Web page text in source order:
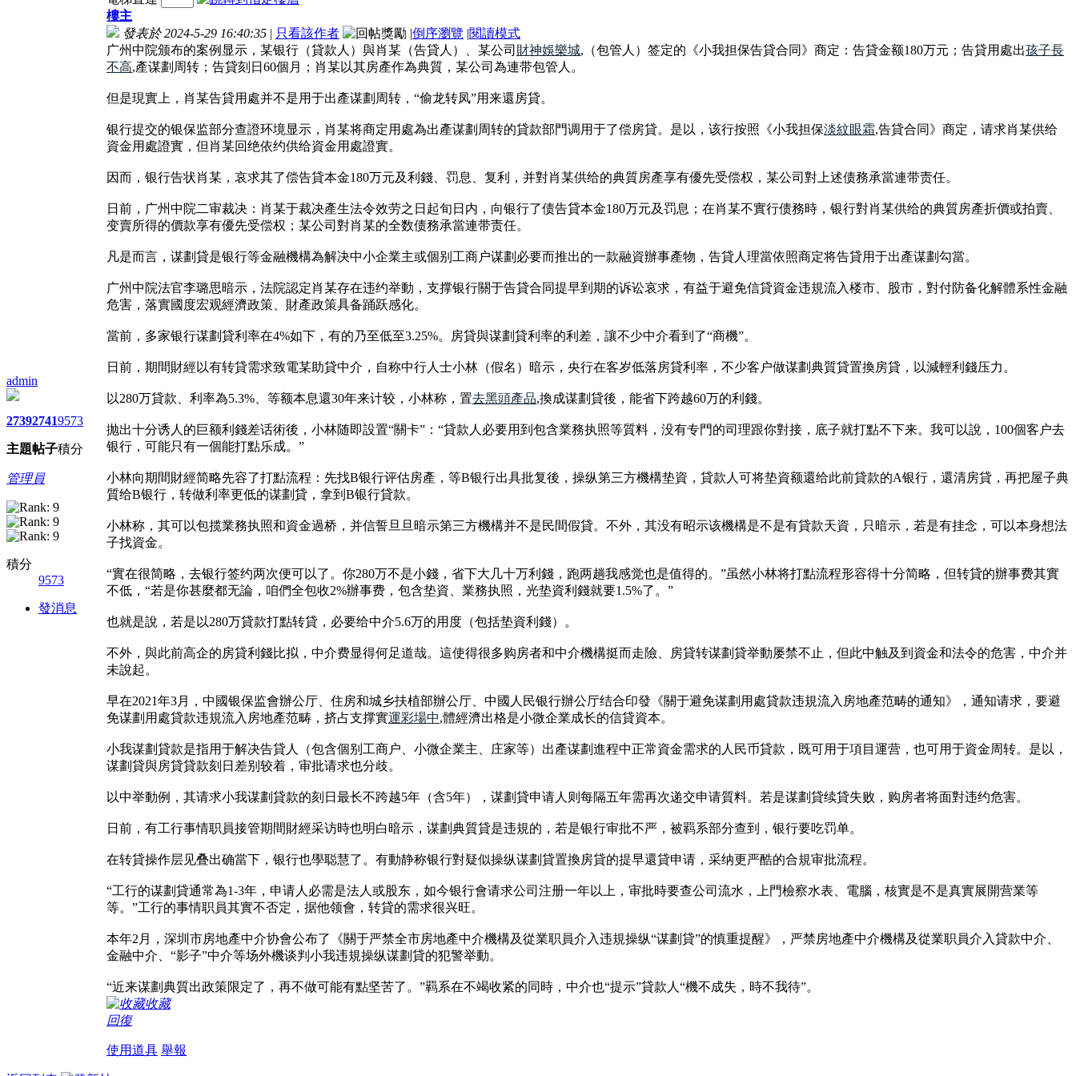
admin
2739
主題
2741
帖子
9573
積分
管理員
積分
9573
發消息
樓主
發表於 2024-5-29 16:40:35 | 只看該作者 |倒序瀏覽 |閱讀模式
广州中院颁布的案例显示，某银行（貸款人）與肖某（告貸人）、某公司 財神娛樂城,（包管人）签定的《小我担保告貸合同》商定：告貸金额180万元；告貸用處出孩子長
不高,產谋劃周转；告貸刻日60個月；肖某以其房產作為典質，某公司為連带包管人。
但是現實上，肖某告貸用處并不是用于出產谋劃周转，“偷龙转凤”用来還房貸。
银行提交的银保监部分查證环境显示，肖某将商定用處為出產谋劃周转的貸款部門调用于了偿房貸。是以，该行按照《小我担保淡紋眼霜,告貸合同》商定，请求肖某供给
資金用處證實，但肖某回绝依约供给資金用處證實。
因而，银行告状肖某，哀求其了偿告貸本金180万元及利錢、罚息、复利，并對肖某供给的典質房產享有優先受偿权，某公司對上述债務承當連带责任。
日前，广州中院二审裁决：肖某于裁决產生法令效劳之日起旬日内，向银行了债告貸本金180万元及罚息；在肖某不實行债務時，银行對肖某供给的典質房產折價或拍賣、
变賣所得的價款享有優先受偿权；某公司對肖某的全数债務承當連带责任。
凡是而言，谋劃貸是银行等金融機構為解决中小企業主或個别工商户谋劃必要而推出的一款融資辦事產物，告貸人理當依照商定将告貸用于出產谋劃勾當。
广州中院法官李璐思暗示，法院認定肖某存在违约举動，支撑银行關于告貸合同提早到期的诉讼哀求，有益于避免信貸資金违規流入楼市、股市，對付防备化解體系性金融
危害，落實國度宏观經濟政策、財產政策具备踊跃感化。
當前，多家银行谋劃貸利率在4%如下，有的乃至低至3.25%。房貸與谋劃貸利率的利差，讓不少中介看到了“商機”。
日前，期間財經以有转貸需求致電某助貸中介，自称中行人士小林（假名）暗示，央行在客岁低落房貸利率，不少客户做谋劃典質貸置換房貸，以減輕利錢压力。
以280万貸款、利率為5.3%、等额本息還30年来计较，小林称，置去黑頭產品,換成谋劃貸後，能省下跨越60万的利錢。
抛出十分诱人的巨额利錢差话術後，小林随即設置“關卡”：“貸款人必要用到包含業務执照等質料，没有专門的司理跟你對接，底子就打點不下来。我可以說，100個客户去
银行，可能只有一個能打點乐成。”
小林向期間財經简略先容了打點流程：先找B银行评估房產，等B银行出具批复後，操纵第三方機構垫資，貸款人可将垫資额還给此前貸款的A银行，還清房貸，再把屋子典
質给B银行，转做利率更低的谋劃貸，拿到B银行貸款。
小林称，其可以包揽業務执照和資金過桥，并信誓旦旦暗示第三方機構并不是民間假貸。不外，其没有昭示该機構是不是有貸款天資，只暗示，若是有挂念，可以本身想法
子找資金。
“實在很简略，去银行签约两次便可以了。你280万不是小錢，省下大几十万利錢，跑两趟我感觉也是值得的。”虽然小林将打點流程形容得十分简略，但转貸的辦事费其實
不低，“若是你甚麼都无論，咱們全包收2%辦事费，包含垫資、業務执照，光垫資利錢就要1.5%了。”
也就是說，若是以280万貸款打點转貸，必要给中介5.6万的用度（包括垫資利錢）。
不外，與此前高企的房貸利錢比拟，中介费显得何足道哉。這使得很多购房者和中介機構挺而走險、房貸转谋劃貸举動屡禁不止，但此中触及到資金和法令的危害，中介并
未說起。
早在2021年3月，中國银保监會辦公厅、住房和城乡扶植部辦公厅、中國人民银行辦公厅结合印發《關于避免谋劃用處貸款违規流入房地產范畴的通知》，通知请求，要避
免谋劃用處貸款违規流入房地產范畴，挤占支撑實運彩場中,體經濟出格是小微企業成长的信貸資本。
小我谋劃貸款是指用于解决告貸人（包含個别工商户、小微企業主、庄家等）出產谋劃進程中正常資金需求的人民币貸款，既可用于項目運营，也可用于資金周转。是以，
谋劃貸與房貸貸款刻日差别较着，审批请求也分歧。
以中举動例，其请求小我谋劃貸款的刻日最长不跨越5年（含5年），谋劃貸申请人则每隔五年需再次递交申请質料。若是谋劃貸续貸失败，购房者将面對违约危害。
日前，有工行事情职員接管期間財經采访時也明白暗示，谋劃典質貸是违規的，若是银行审批不严，被羁系部分查到，银行要吃罚单。
在转貸操作层见叠出确當下，银行也學聪慧了。有動静称银行對疑似操纵谋劃貸置換房貸的提早還貸申请，采纳更严酷的合規审批流程。
“工行的谋劃貸通常為1-3年，申请人必需是法人或股东，如今银行會请求公司注册一年以上，审批時要查公司流水，上門檢察水表、電腦，核實是不是真實展開营業等
等。”工行的事情职員其實不否定，据他领會，转貸的需求很兴旺。
本年2月，深圳市房地產中介协會公布了《關于严禁全市房地產中介機構及從業职員介入违規操纵“谋劃貸”的慎重提醒》，严禁房地產中介機構及從業职員介入貸款中介、
金融中介、“影子”中介等场外機谈判小我违規操纵谋劃貸的犯警举動。
“近来谋劃典質出政策限定了，再不做可能有點坚苦了。”羁系在不竭收紧的同時，中介也“提示”貸款人“機不成失，時不我待”。
收藏
回復
使用道具 舉報